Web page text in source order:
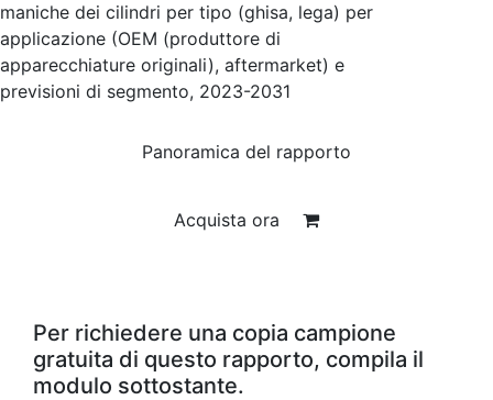
maniche dei cilindri per tipo (ghisa, lega) per
applicazione (OEM (produttore di
apparecchiature originali), aftermarket) e
previsioni di segmento, 2023-2031
Panoramica del rapporto
Acquista ora
Per richiedere una copia campione
gratuita di questo rapporto, compila il
modulo sottostante.